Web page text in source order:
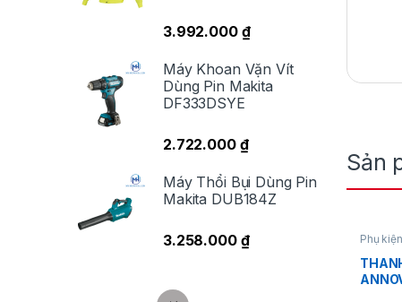
Sản
Phụ
xịt rửa
3.992.000 ₫
Máy Khoan Vặn Vít
Dùng Pin Makita
DF333DSYE
2.722.000 ₫
Máy Thổi Bụi Dùng Pin
Makita DUB184Z
3.258.000 ₫